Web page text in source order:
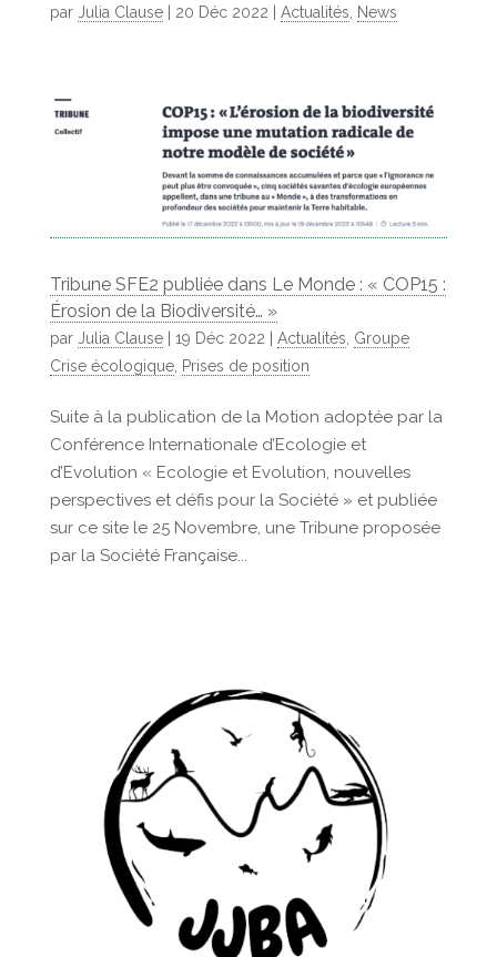
par Julia Clause| 20 Déc 2022 Actualités News
Tribune SFE2 publiée dans Le Monde : « COP15 :
Érosion de la Biodiversité… »
par Julia Clause| 19 Déc 2022 Actualités, Groupe
Crise écologique, Prises de position
Suite à la publication de la Motion adoptée par la
Conférence Internationale d’Ecologie et
d’Evolution « Ecologie et Evolution, nouvelles
perspectives et défis pour la Société » et publiée
sur ce site le 25 Novembre, une Tribune proposée
par la Société Française...